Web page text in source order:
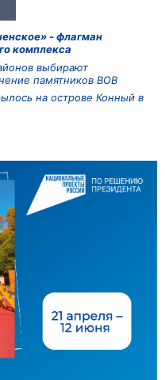
- флагман
комплекса
выбирают
памятников ВОВ
на острове Конный в